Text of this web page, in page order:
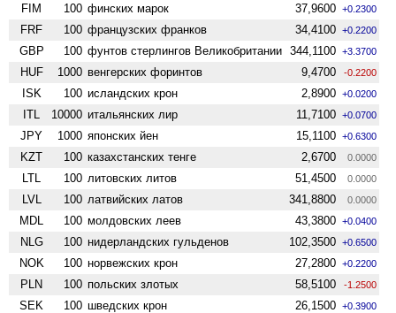
FIM 100 финских марок 37,9600 +0.2300
FRF 100 французских франков 34,4100 +0.2200
GBP 100 фунтов стерлингов Велико­британии 344,1100 +3.3700
HUF 1000 венгерских форинтов 9,4700 -0.2200
ISK 100 исландских крон 2,8900 +0.0200
ITL 10000 итальянских лир 11,7100 +0.0700
JPY 1000 японских йен 15,1100 +0.6300
KZT 100 казахстанских тенге 2,6700 0.0000
LTL 100 литовских литов 51,4500 0.0000
LVL 100 латвийских латов 341,8800 0.0000
MDL 100 молдовских леев 43,3800 +0.0400
NLG 100 нидерландских гульденов 102,3500 +0.6500
NOK 100 норвежских крон 27,2800 +0.2200
PLN 100 польских злотых 58,5100 -1.2500
SEK 100 шведских крон 26,1500 +0.3900